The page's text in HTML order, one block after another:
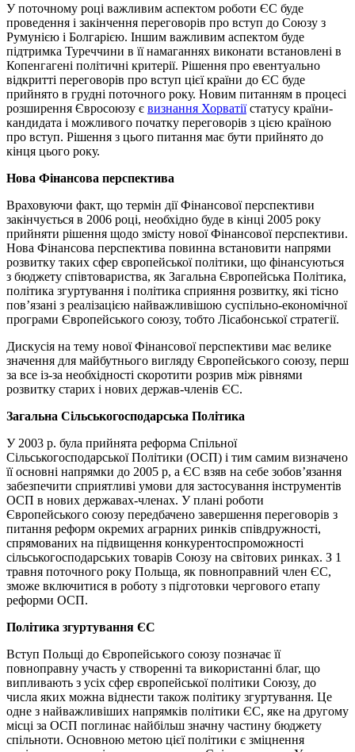
У поточному році важливим аспектом роботи ЄС буде
проведення і закінчення переговорів про вступ до Союзу з
Румунією і Болгарією. Іншим важливим аспектом буде
підтримка Туреччини в її намаганнях виконати встановлені в
Копенгагені політичні критерії. Рішення про евентуально
відкритті переговорів про вступ цієї країни до ЄС буде
прийнято в грудні поточного року. Новим питанням в процесі
розширення Євросоюзу є визнання Хорватіїстатусу країни-
кандидата і можливого початку переговорів з цією країною
про вступ. Рішення з цього питання має бути прийнято до
кінця цього року.
Нова Фінансова перспектива
Враховуючи факт, що термін дії Фінансової перспективи
закінчується в 2006 році, необхідно буде в кінці 2005 року
прийняти рішення щодо змісту нової Фінансової перспективи.
Нова Фінансова перспектива повинна встановити напрями
розвитку таких сфер європейської політики, що фінансуються
з бюджету співтовариства, як Загальна Європейська Політика,
політика згуртування і політика сприяння розвитку, які тісно
пов’язані з реалізацією найважливішою суспільно-економічної
програми Європейського союзу, тобто Лісабонської стратегії.
Дискусія на тему нової Фінансової перспективи має велике
значення для майбутнього вигляду Європейського союзу, перш
за все із-за необхідності скоротити розрив між рівнями
розвитку старих і нових держав-членів ЄС.
Загальна Сільськогосподарська Політика
У 2003 р. була прийнята реформа Спільної
Сільськогосподарської Політики (ОСП) і тим самим визначено
її основні напрямки до 2005 р, а ЄС взяв на себе зобов’язання
забезпечити сприятливі умови для застосування інструментів
ОСП в нових державах-членах. У плані роботи
Європейського союзу передбачено завершення переговорів з
питання реформ окремих аграрних ринків співдружності,
спрямованих на підвищення конкурентоспроможності
сільськогосподарських товарів Союзу на світових ринках. З 1
травня поточного року Польща, як повноправний член ЄС,
зможе включитися в роботу з підготовки чергового етапу
реформи ОСП.
Політика згуртування ЄС
Вступ Польщі до Європейського союзу позначає її
повноправну участь у створенні та використанні благ, що
випливають з усіх сфер європейської політики Союзу, до
числа яких можна віднести також політику згуртування. Це
одне з найважливіших напрямків політики ЄС, яке на другому
місці за ОСП поглинає найбільш значну частину бюджету
спільноти. Основною метою цієї політики є зміцнення